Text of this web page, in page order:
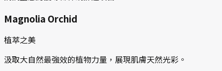
Magnolia Orchid
植萃之美
汲取大自然最強效的植物力量，展現肌膚天然光彩。